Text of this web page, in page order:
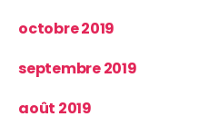
octobre 2019
septembre 2019
août 2019